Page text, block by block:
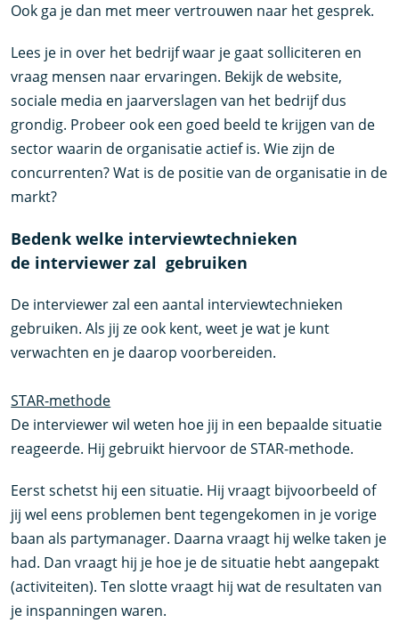
Ook ga je dan met meer vertrouwen naar het gesprek.
Lees je in over het bedrijf waar je gaat solliciteren en
vraag mensen naar ervaringen. Bekijk de website,
sociale media en jaarverslagen van het bedrijf dus
grondig. Probeer ook een goed beeld te krijgen van de
sector waarin de organisatie actief is. Wie zijn de
concurrenten? Wat is de positie van de organisatie in de
markt?
Bedenk welke interviewtechnieken
de interviewer zal gebruiken
De interviewer zal een aantal interviewtechnieken
gebruiken. Als jij ze ook kent, weet je wat je kunt
verwachten en je daarop voorbereiden.
STAR-methode
De interviewer wil weten hoe jij in een bepaalde situatie
reageerde. Hij gebruikt hiervoor de STAR-methode.
Eerst schetst hij een situatie. Hij vraagt bijvoorbeeld of
jij wel eens problemen bent tegengekomen in je vorige
baan als partymanager. Daarna vraagt hij welke taken je
had. Dan vraagt hij je hoe je de situatie hebt aangepakt
(activiteiten). Ten slotte vraagt hij wat de resultaten van
je inspanningen waren.